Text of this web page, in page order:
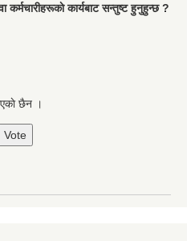
कर्मचारीहरूकाे कार्यबाट सन्तुष्ट हुनुहुन्छ ?
छैन ।